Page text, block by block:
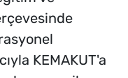
KEMAKUT'a